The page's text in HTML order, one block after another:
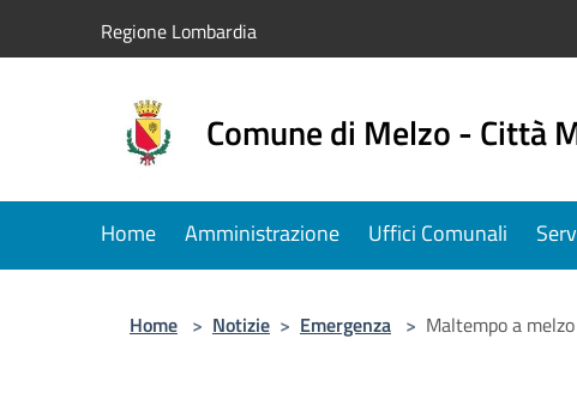
Regione Lombardia
Comune di Melzo - Città
Home Amministrazione Uffici Comunali
Home > Notizie > Emergenza > Maltempo a melzo